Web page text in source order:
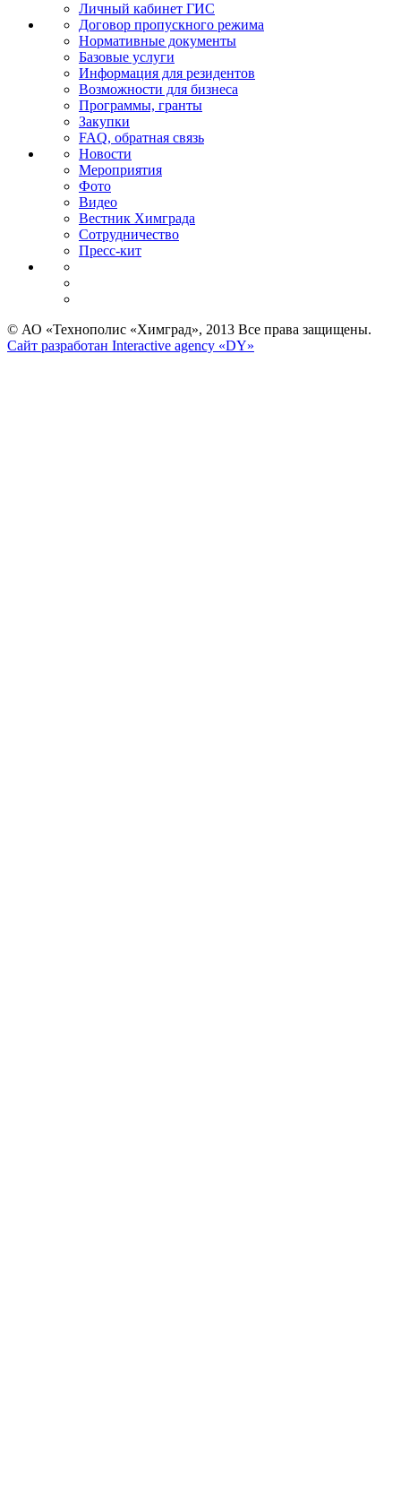
Личный кабинет ГИС
Договор пропускного режима
Нормативные документы
Базовые услуги
Информация для резидентов
Возможности для бизнеса
Программы, гранты
Закупки
FAQ, обратная связь
Новости
Мероприятия
Фото
Видео
Вестник Химграда
Сотрудничество
Пресс-кит
© АО «Технополис «Химград», 2013 Все права защищены.
Сайт разработан Interactive agency «DY»